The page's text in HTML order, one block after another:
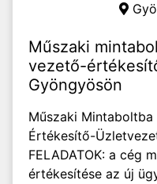
Műszaki
vezető-
Gyöngyösön
Műszaki Mintaboltba
Értékesítő-
FELADATOK: a cég
értékesítése az új